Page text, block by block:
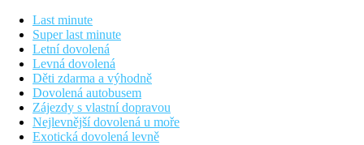
Last minute
Super last minute
Letní dovolená
Levná dovolená
Děti zdarma a výhodně
Dovolená autobusem
Zájezdy s vlastní dopravou
Nejlevnější dovolená u moře
Exotická dovolená levně